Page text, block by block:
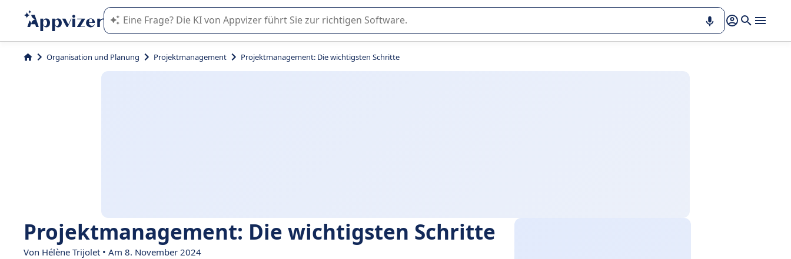
Die KI von Appvizer führt Sie bei der Nutzung oder Auswahl von SaaS-Software in Unternehmen.
Organisation und Planung Projektmanagement Projektmanagement: Die wichtigsten Schritte
Projektmanagement: Die wichtigsten Schritte
Von Hélène Trijolet • Am 8. November 2024